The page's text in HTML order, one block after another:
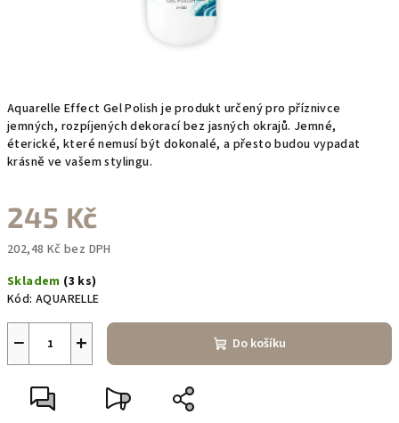
Aquarelle Effect Gel Polish je produkt určený pro příznivce
jemných, rozpíjených dekorací bez jasných okrajů. Jemné,
éterické, které nemusí být dokonalé, a přesto budou vypadat
krásně ve vašem stylingu.
245 Kč
202,48 Kč bez DPH
cena:
Skladem (3 ks)
Kód: AQUARELLE
+
− Do košíku